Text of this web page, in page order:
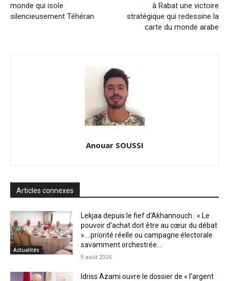
monde qui isole
silencieusement Téhéran
à Rabat une victoire
stratégique qui redessine la
carte du monde arabe
Anouar SOUSSI
Articles connexes
Actualités
Lekjaa depuis le fief d’Akhannouch : « Le
pouvoir d’achat doit être au cœur du débat
»… priorité réelle ou campagne électorale
savamment orchestrée...
9 août 2026
Idriss Azami ouvre le dossier de « l’argent